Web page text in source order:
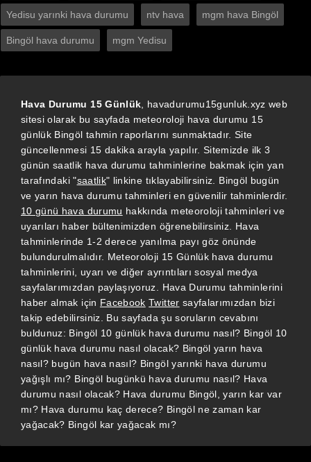
Yedisu yarınki hava durumu ntv hava mgm hava Bingöl
Bingöl hava durumu mgm Yedisu
Hava Durumu 15 Günlük , havadurumu15gunluk.xyz web
sitesi olarak bu sayfada meteoroloji hava durumu 15
günlük Bingöl tahmin raporlarını sunmaktadır. Site
güncellenmesi 15 dakika arayla yapılır. Sitemizde ilk 3
günün saatlik hava durumu tahminlerine bakmak için yan
tarafındaki "saatlik" linkine tıklayabilirsiniz. Bingöl bugün
ve yarın hava durumu tahminleri en güvenilir tahminlerdir.
10 günü hava durumu hakkında meteoroloji tahminleri ve
uyarıları haber bültenimizden öğrenebilirsiniz. Hava
tahminlerinde 1-2 derece yanılma payı göz önünde
bulundurulmalıdır. Meteoroloji 15 Günlük hava durumu
tahminlerini, uyarı ve diğer ayrıntıları sosyal medya
sayfalarımızdan paylaşıyoruz. Hava Durumu tahminlerini
haber almak için Facebook Twitter sayfalarımızdan bizi
takip edebilirsiniz. Bu sayfada şu soruların cevabını
buldunuz: Bingöl 10 günlük hava durumu nasıl? Bingöl 10
günlük hava durumu nasıl olacak? Bingöl yarın hava
nasıl? bugün hava nasıl? Bingöl yarınki hava durumu
yağışlı mı? Bingöl bugünkü hava durumu nasıl? Hava
durumu nasıl olacak? Hava durumu Bingöl, yarın kar var
mı? Hava durumu kaç derece? Bingöl ne zaman kar
yağacak? Bingöl kar yağacak mı?